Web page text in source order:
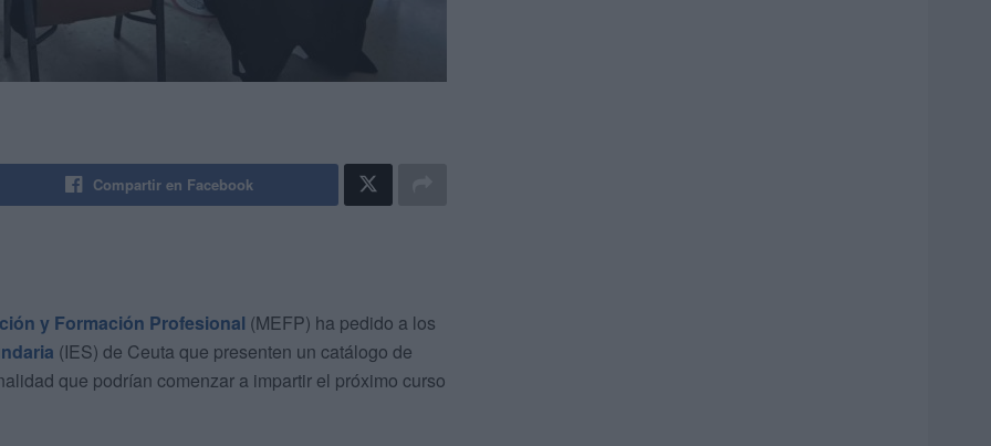
Compartir en Facebook
y Formación Profesional (MEFP) ha pedido a los
(IES) de Ceuta que presenten un catálogo de
que podrían comenzar a impartir el próximo curso